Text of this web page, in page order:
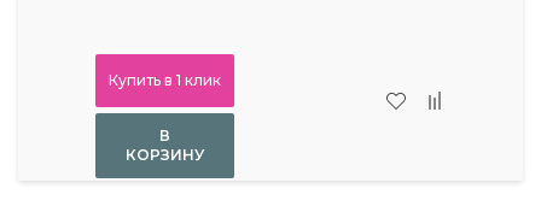
Купить в 1 клик
В
КОРЗИНУ